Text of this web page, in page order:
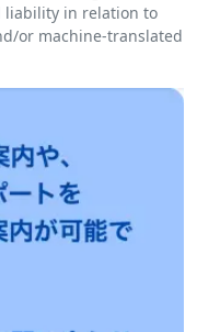
liability in relation to
or machine-translated